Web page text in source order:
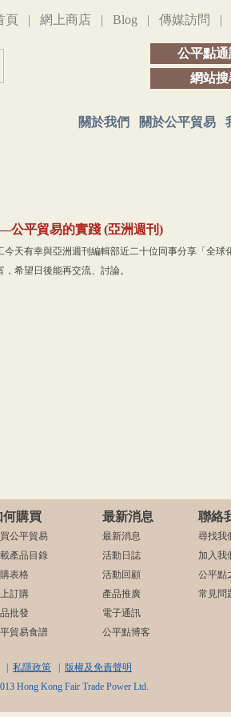
頁 | 網上商店 | Blog | 傳媒訪問 |
公平點通
網站搜
關於我們 關於公平貿易
平貿易的實踐 (亞洲週刊)
今天有幸與亞洲週刊編輯部近二十位同事分享「全
希望日後能再交流、討論。
何購買 最新消息 聯絡
公平貿易
產品目錄
表格
訂購
批發
貿易食譜
最新消息
活動日誌
活動回顧
產品推廣
電子通訊
公平點博客
尋找我
加入我
公平點
常見問
私隱政策
版權及免責聲明
Hong Kong Fair Trade Power Ltd.